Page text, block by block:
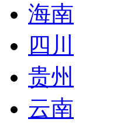
海南
四川
贵州
云南